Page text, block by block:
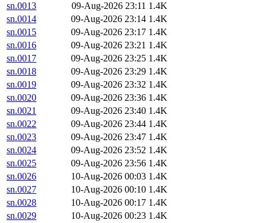
sn.0013
09-Aug-2026 23:11 1.4K
sn.0014
09-Aug-2026 23:14 1.4K
sn.0015
09-Aug-2026 23:17 1.4K
sn.0016
09-Aug-2026 23:21 1.4K
sn.0017
09-Aug-2026 23:25 1.4K
sn.0018
09-Aug-2026 23:29 1.4K
sn.0019
09-Aug-2026 23:32 1.4K
sn.0020
09-Aug-2026 23:36 1.4K
sn.0021
09-Aug-2026 23:40 1.4K
sn.0022
09-Aug-2026 23:44 1.4K
sn.0023
09-Aug-2026 23:47 1.4K
sn.0024
09-Aug-2026 23:52 1.4K
sn.0025
09-Aug-2026 23:56 1.4K
sn.0026
10-Aug-2026 00:03 1.4K
sn.0027
10-Aug-2026 00:10 1.4K
sn.0028
10-Aug-2026 00:17 1.4K
sn.0029
10-Aug-2026 00:23 1.4K